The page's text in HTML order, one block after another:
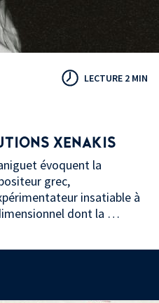
LECTURE 2 MIN
XENAKIS
évoquent la
grec,
insatiable à
dont la …